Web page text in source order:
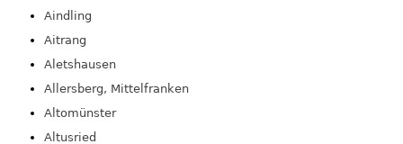
Aindling
Aitrang
Aletshausen
Allersberg, Mittelfranken
Altomünster
Altusried